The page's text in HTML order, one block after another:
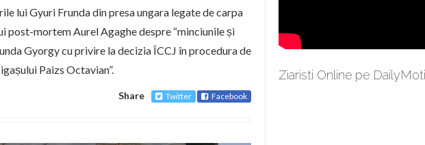
lui Gyuri Frunda din presa ungara legate de carpa
post-mortem Aurel Agaghe despre “minciunile și
Gyorgy cu privire la decizia ÎCCJ în procedura de
Paizs Octavian”.
Share Twitter Facebook
Ziaristi Online pe